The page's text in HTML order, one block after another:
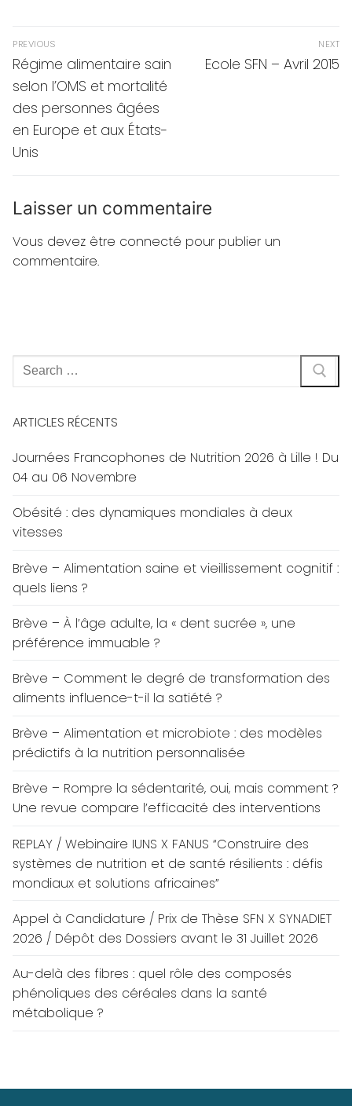
Navigation
de
l’article
PREVIOUS
Previous
post:
Régime alimentaire sain
selon l’OMS et mortalité
des personnes âgées
en Europe et aux États-
Unis
NEXT
Next
Ecole SFN – Avril 2015
Laisser un commentaire
Vous devez être connecté pour publier un
commentaire.
Rechercher
:
ARTICLES RÉCENTS
Journées Francophones de Nutrition 2026 à Lille ! Du
04 au 06 Novembre
Obésité : des dynamiques mondiales à deux
vitesses
Brève – Alimentation saine et vieillissement cognitif :
quels liens ?
Brève – À l’âge adulte, la « dent sucrée », une
préférence immuable ?
Brève – Comment le degré de transformation des
aliments influence-t-il la satiété ?
Brève – Alimentation et microbiote : des modèles
prédictifs à la nutrition personnalisée
Brève – Rompre la sédentarité, oui, mais comment ?
Une revue compare l’efficacité des interventions
REPLAY / Webinaire IUNS X FANUS “Construire des
systèmes de nutrition et de santé résilients : défis
mondiaux et solutions africaines”
Appel à Candidature / Prix de Thèse SFN X SYNADIET
2026 / Dépôt des Dossiers avant le 31 Juillet 2026
Au-delà des fibres : quel rôle des composés
phénoliques des céréales dans la santé
métabolique ?